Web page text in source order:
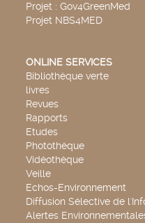
Projet : Gov4GreenMed
Projet NBS4MED
ONLINE SERVICES
Bibliothèque verte
livres
Revues
Rapports
Etudes
Photothèque
Vidéothèque
Veille
Echos-Environnement
Diffusion Sélective de
Alertes